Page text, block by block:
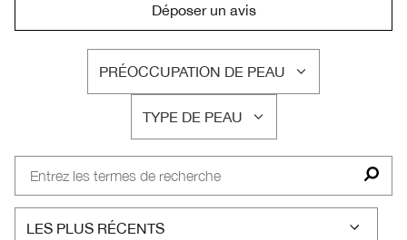
Déposer un avis
PRÉOCCUPATION DE PEAU
FRANÇAIS
TYPE DE PEAU
FRANÇAIS